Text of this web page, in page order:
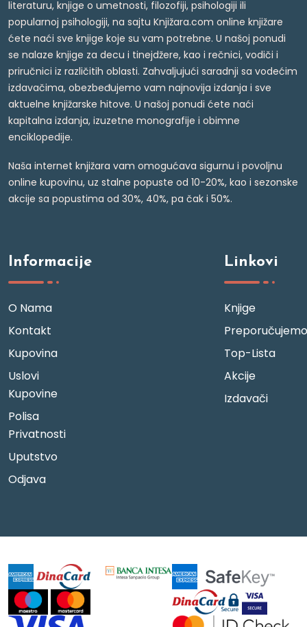
literaturu, knjige o umetnosti, filozofiji, psihologiji ili
popularnoj psihologiji, na sajtu Knjižara.com online knjižare
ćete naći sve knjige koje su vam potrebne. U našoj ponudi
se nalaze knjige za decu i tinejdžere, kao i rečnici, vodiči i
priručnici iz različitih oblasti. Zahvaljujući saradnji sa vodećim
izdavačima, obezbeđujemo vam najnovija izdanja i sve
aktuelne knjižarske hitove. U našoj ponudi ćete naći
kapitalna izdanja, izuzetne monografije i obimne
enciklopedije.
Naša internet knjižara vam omogućava sigurnu i povoljnu
online kupovinu, uz stalne popuste od 10-20%, kao i sezonske
akcije sa popustima od 30%, 40%, pa čak i 50%.
Informacije
O Nama
Kontakt
Kupovina
Uslovi
Kupovine
Polisa
Privatnosti
Uputstvo
Odjava
Linkovi
Knjige
Preporučujemo
Top-Lista
Akcije
Izdavači